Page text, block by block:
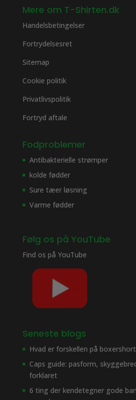
Mere om T-Shirten.dk
Handelsbetingelser
Fortrydelsesret
Sitemap
Cookie politik
Privatlivspolitik
Fortryd aftale
Fodproblemer
Antibakterielle strømper
kolde fødder
Sure tæer løsning
Varme fødder
Følg os på YouTube
Find os på YouTube
Seneste blogs
Hvad er forskellen på
Caps guide: pasform,
forklaret
6 ting der kendetegner gode